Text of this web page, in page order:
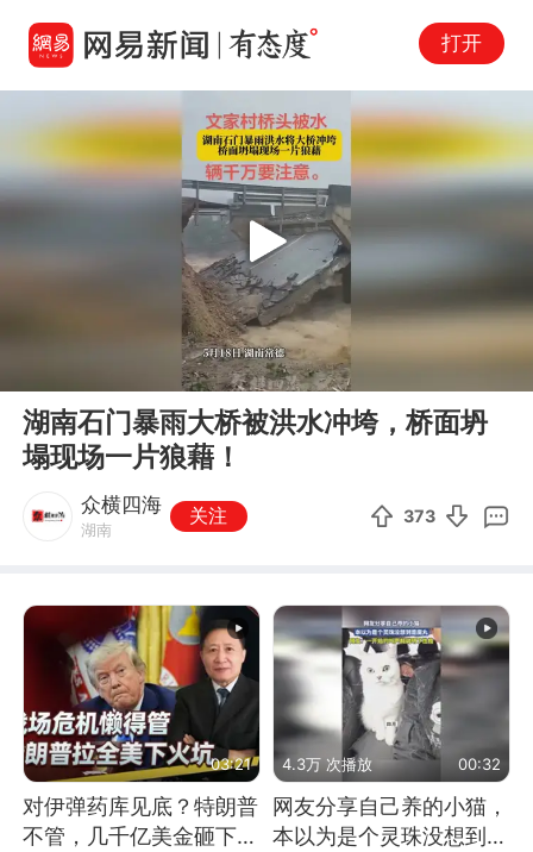
打开
Play
湖南石门暴雨大桥被洪水冲垮，桥面坍
塌现场一片狼藉！
众横四海
湖南
关注 373
03:21
对伊弹药库见底？特朗普
不管，几千亿美金砸下，
4.3万 次播放 00:32
网友分享自己养的小猫，
本以为是个灵珠没想到是